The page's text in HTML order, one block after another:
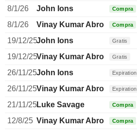
8/1/26
John Ions Compra
8/1/26
Vinay Kumar Abrol Compra
19/12/25John Ions Gratis
19/12/25Vinay Kumar Abrol Gratis
26/11/25John Ions Expiration
26/11/25Vinay Kumar Abrol Expiration
21/11/25Luke Savage Compra
12/8/25 Vinay Kumar Abrol Compra